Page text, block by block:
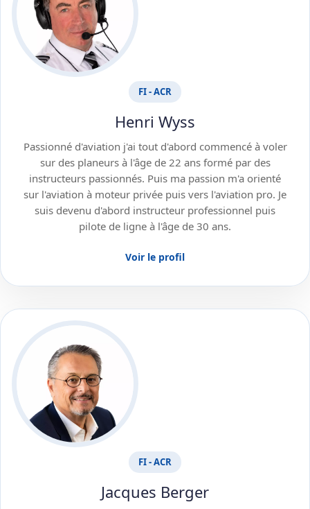
FI - ACR
Henri Wyss
Passionné d'aviation j'ai tout d'abord commencé à voler
sur des planeurs à l'âge de 22 ans formé par des
instructeurs passionnés. Puis ma passion m'a orienté
sur l'aviation à moteur privée puis vers l'aviation pro. Je
suis devenu d'abord instructeur professionnel puis
pilote de ligne à l'âge de 30 ans.
Voir le profil
FI - ACR
Jacques Berger